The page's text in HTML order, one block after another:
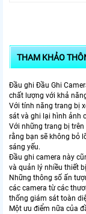
THAM KHẢO
Đầu ghi Đầu Ghi
chất lượng với khả
Với tính năng trang bị
sát và ghi lại hình ảnh
Với những trang bị
rằng bạn sẽ không bỏ
sáng yếu.
Đầu ghi camera này
và quản lý nhiều thiết
Những thông số ấn
các camera từ các
thống giám sát toàn
Một ưu điểm nữa của